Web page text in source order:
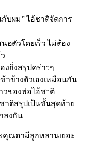
บผม” ไอ้ชาติจัดการ
อตัวโดยเร็ว ไม่ต้อง
งกิ่งสรุปคร่าวๆ
าข้างตัวเองเหมือนกัน
วของพ่อไอ้ชาติ
าติสรุปเป็นขั้นสุดท้าย
ลงกัน
คุณตามีลูกหลานเยอะ